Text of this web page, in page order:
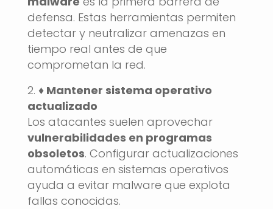
defensa. Estas herramientas permiten
detectar y neutralizar amenazas en
tiempo real antes de que
comprometan la red.
♦️ Mantener sistema operativo
actualizado
Los atacantes suelen aprovechar
vulnerabilidades en programas
obsoletos. Configurar actualizaciones
automáticas en sistemas operativos
ayuda a evitar malware que explota
fallas conocidas.